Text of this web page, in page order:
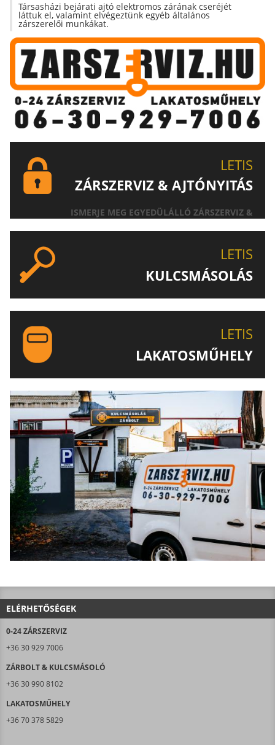
Társasházi bejárati ajtó elektromos zárának cseréjét
láttuk el, valamint elvégeztünk egyéb általános
zárszerelői munkákat.
LETIS
ZÁRSZERVIZ & AJTÓNYITÁS
ISMERJE MEG EGYEDÜLÁLLÓ ZÁRSZERVIZ &
LETIS
KULCSMÁSOLÁS
LETIS
LAKATOSMŰHELY
TERMÉKEIT IS!
ELÉRHETŐSÉGEK
0-24 ZÁRSZERVIZ
+36 30 929 7006
ZÁRBOLT & KULCSMÁSOLÓ
+36 30 990 8102
LAKATOSMŰHELY
+36 70 378 5829